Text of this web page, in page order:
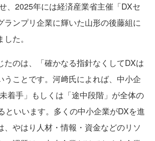
、2025年には経済産業省主催「DXセ
ランプリ企業に輝いた山形の後藤組に
た。
のは、「確かなる指針なくしてDXは
うことです。河﨑氏によれば、中小企
着手」もしくは「途中段階」が全体の
といいます。多くの中小企業がDXを進
、やはり人材・情報・資金などのリソ